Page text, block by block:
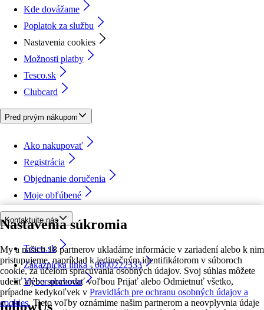
Nastavenia súkromia
My a našich 18 partnerov ukladáme informácie v zariadení alebo k nim
pristupujeme, napríklad k jedinečným identifikátorom v súboroch
cookie, za účelom spracúvania osobných údajov. Svoj súhlas môžete
udeliť alebo spravovať voľbou Prijať alebo Odmietnuť všetko,
prípadne kedykoľvek v Pravidlách pre ochranu osobných údajov a
cookies. Tieto voľby oznámime našim partnerom a neovplyvnia údaje
Kde dovážame
Poplatok za službu
Nastavenia cookies
Možnosti platby
Tesco.sk
Clubcard
Pred prvým nákupom
Ako nakupovať
Registrácia
Objednanie doručenia
Moje obľúbené
Kontaktujte nás
Tesco.sk
Zákaznícka linka - 0800222333
Výber obchodu
followUs